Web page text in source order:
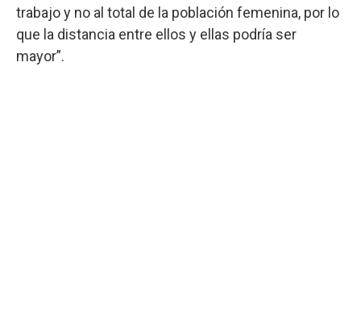
trabajo y no al total de la población femenina, por lo
que la distancia entre ellos y ellas podría ser
mayor”.